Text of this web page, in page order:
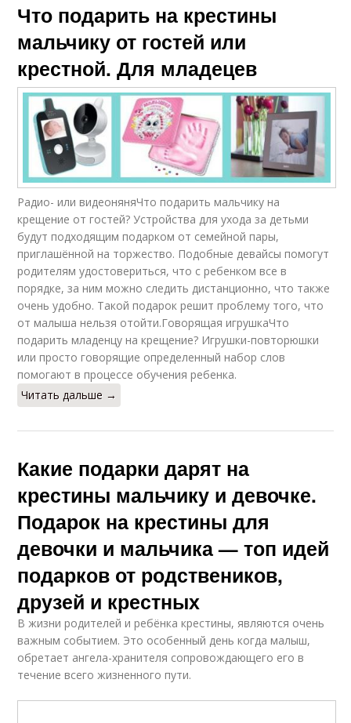
Что подарить на крестины
мальчику от гостей или
крестной. Для младецев
Радио- или видеоняняЧто подарить мальчику на
крещение от гостей? Устройства для ухода за детьми
будут подходящим подарком от семейной пары,
приглашённой на торжество. Подобные девайсы помогут
родителям удостовериться, что с ребенком все в
порядке, за ним можно следить дистанционно, что также
очень удобно. Такой подарок решит проблему того, что
от малыша нельзя отойти.Говорящая игрушкаЧто
подарить младенцу на крещение? Игрушки-повторюшки
или просто говорящие определенный набор слов
помогают в процессе обучения ребенка.
Читать дальше →
Какие подарки дарят на
крестины мальчику и девочке.
Подарок на крестины для
девочки и мальчика — топ идей
подарков от родствеников,
друзей и крестных
В жизни родителей и ребёнка крестины, являются очень
важным событием. Это особенный день когда малыш,
обретает ангела-хранителя сопровождающего его в
течение всего жизненного пути.